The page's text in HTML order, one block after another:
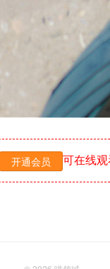
开通会员 可在线观